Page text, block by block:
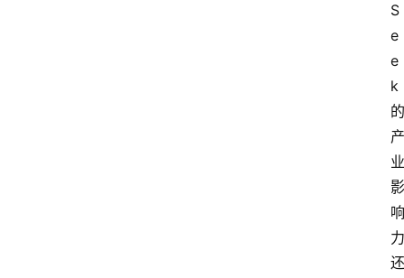
S
e
e
k
的
产
业
影
响
力
还